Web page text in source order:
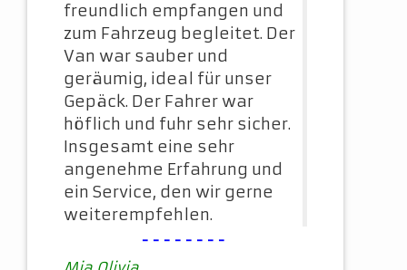
freundlich empfangen und
zum Fahrzeug begleitet. Der
Van war sauber und
geräumig, ideal für unser
Gepäck. Der Fahrer war
höflich und fuhr sehr sicher.
Insgesamt eine sehr
angenehme Erfahrung und
ein Service, den wir gerne
weiterempfehlen.
--------